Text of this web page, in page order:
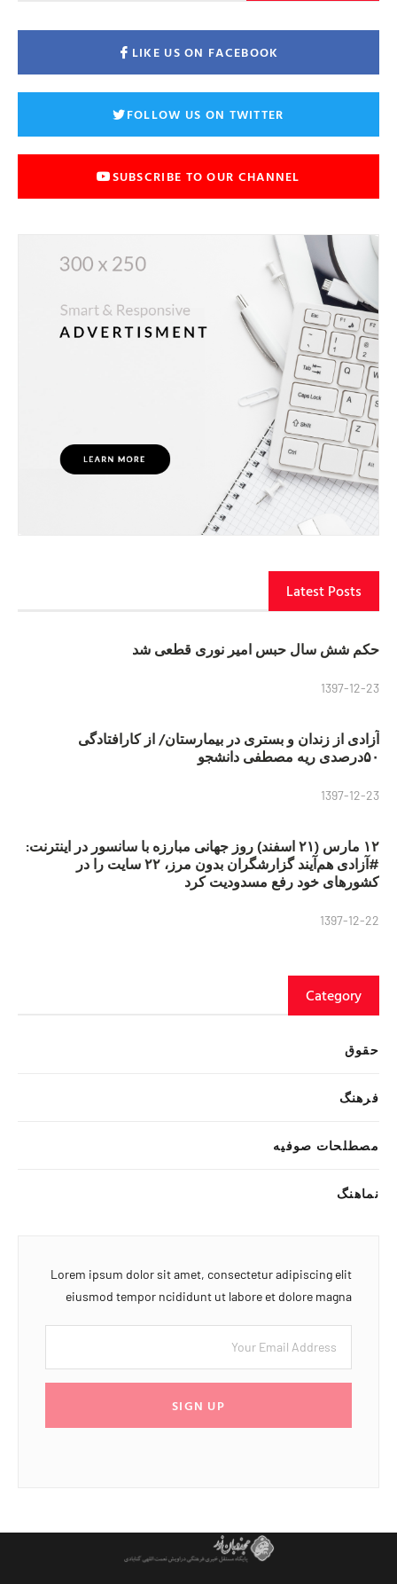
LIKE US ON FACEBOOK
FOLLOW US ON TWITTER
SUBSCRIBE TO OUR CHANNEL
Latest Posts
حکم شش سال حبس امیر نوری قطعی شد
1397-12-23
آزادی از زندان و بستری در بیمارستان/ از کارافتادگی
۵۰درصدی ریه مصطفی دانشجو
1397-12-23
۱۲ مارس (۲۱ اسفند) روز جهانی مبارزه با سانسور در اینترنت:
#آزادی هم‌آیند گزارشگران‌ بدون مرز، ۲۲ سایت را در
کشورهای خود رفع مسدودیت کرد
1397-12-22
Category
حقوق
فرهنگ
مصطلحات صوفیه
نماهنگ
Lorem ipsum dolor sit amet, consectetur adipiscing elit
eiusmod tempor ncididunt ut labore et dolore magna
SIGN UP